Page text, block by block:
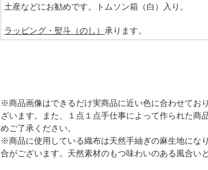
土産などにお勧めです。トムソン箱（白）入り。
ラッピング・熨斗（のし） 承ります。
※商品画像はできるだけ実商品に近い色に合わせてお
ざいます。また、１点１点手仕事によって作られた
めご了承ください。
※商品に使用している織布は天然手紬ぎの麻生地にな
合がございます。天然素材のもつ味わいのある風合い